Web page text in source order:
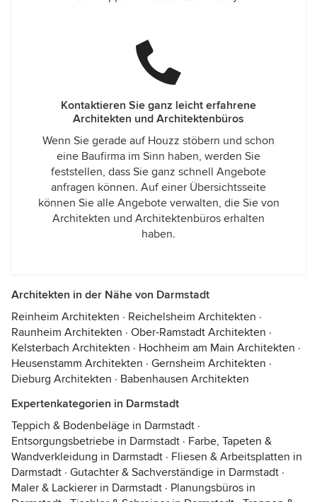
Kontaktieren Sie ganz leicht erfahrene
Architekten und Architektenbüros
Wenn Sie gerade auf Houzz stöbern und schon
eine Baufirma im Sinn haben, werden Sie
feststellen, dass Sie ganz schnell Angebote
anfragen können. Auf einer Übersichtsseite
können Sie alle Angebote verwalten, die Sie von
Architekten und Architektenbüros erhalten
haben.
Architekten in der Nähe von Darmstadt
Reinheim Architekten · Reichelsheim Architekten ·
Raunheim Architekten · Ober-Ramstadt Architekten ·
Kelsterbach Architekten · Hochheim am Main Architekten ·
Heusenstamm Architekten · Gernsheim Architekten ·
Dieburg Architekten · Babenhausen Architekten
Expertenkategorien in Darmstadt
Teppich & Bodenbeläge in Darmstadt ·
Entsorgungsbetriebe in Darmstadt · Farbe, Tapeten &
Wandverkleidung in Darmstadt · Fliesen & Arbeitsplatten in
Darmstadt · Gutachter & Sachverständige in Darmstadt ·
Maler & Lackierer in Darmstadt · Planungsbüros in